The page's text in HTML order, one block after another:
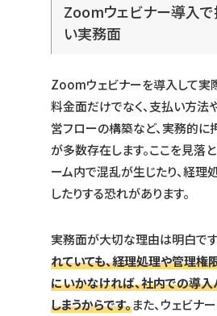
Zoomウェビナー導入で
い実務面
Zoomウェビナーを導入して実
料金面だけでなく、支払い方法
営フローの構築など、実務的に
が多数存在します。ここを見落
ーム内で混乱が生じたり、経理
したりする恐れがあります。
実務面が大切な理由は明白です
れていても、経理処理や管理権
にいかなければ、社内での導
しまうからです。また、ウェビナ